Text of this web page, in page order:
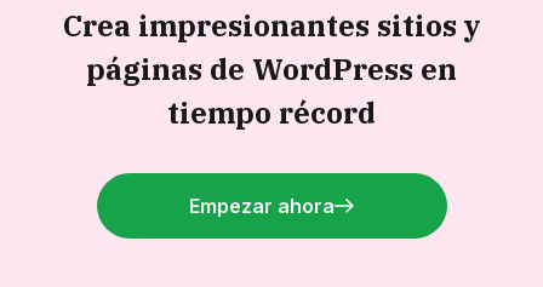
Crea impresionantes sitios y
páginas de WordPress en
tiempo récord
Empezar ahora